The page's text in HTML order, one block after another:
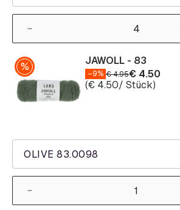
OLIVE 83.0098
JAWOLL - 83
–9% €4.95€ 4.50
(€ 4.50/ Stück)